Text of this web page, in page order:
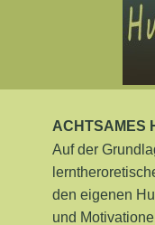
ACHTSAMES
Auf der
den eigenen
und